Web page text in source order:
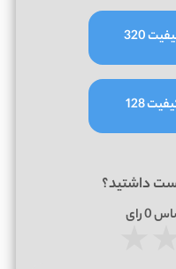
320
128
داشتید؟
0رای